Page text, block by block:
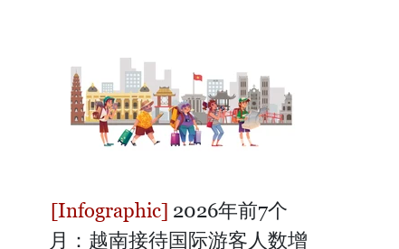
2026年前7个
月：越南接待国际游客人数增